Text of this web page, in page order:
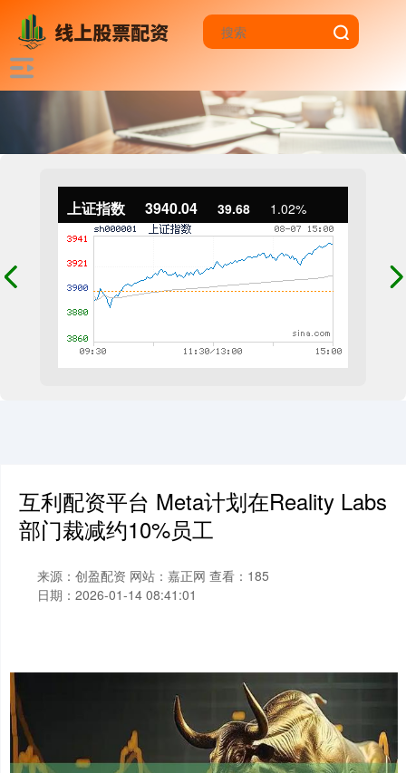
上证指数 3940.04 39.68 1.02%
互利配资平台 Meta计划在Reality Labs
部门裁减约10%员工
来源：创盈配资 网站：嘉正网 查看：185
日期：2026-01-14 08:41:01